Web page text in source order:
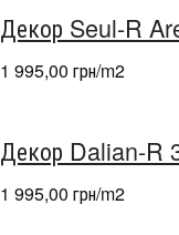
Декор Seul-R
1 995,00 грн/m2
Декор Dalian-R
1 995,00 грн/m2